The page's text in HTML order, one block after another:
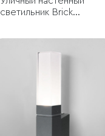
светильник Brick